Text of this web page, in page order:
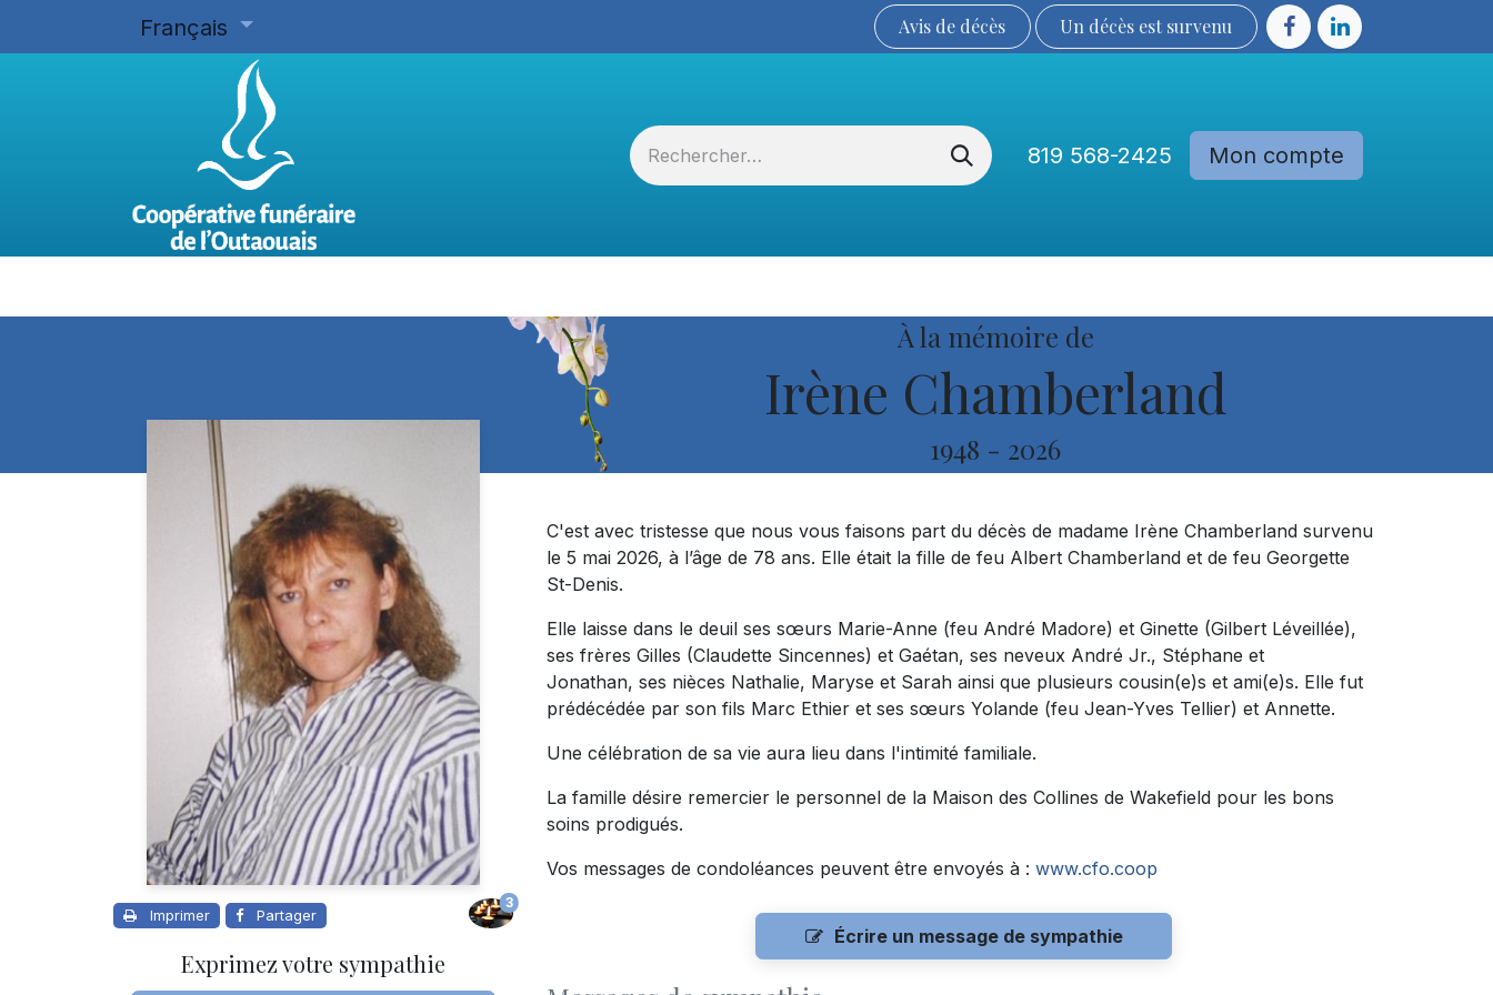
Français Avis de décès Un décès est sur​​​​​​​​ve​nu​​​​​​​​​​
819 568-2425 Mon compte
À la mémoire de
Irène Chamberland
1948 - 2026
Imprimer Partager
3
Exprimez votre sympathie
C'est avec tristesse que nous vous faisons part du décès de madame Irène Chamberland survenu
le 5 mai 2026, à l’âge de 78 ans. Elle était la fille de feu Albert Chamberland et de feu Georgette
St-Denis.
Elle laisse dans le deuil ses sœurs Marie-Anne (feu André Madore) et Ginette (Gilbert Léveillée),
ses frères Gilles (Claudette Sincennes) et Gaétan, ses neveux André Jr., Stéphane et
Jonathan, ses nièces Nathalie, Maryse et Sarah ainsi que plusieurs cousin(e)s et ami(e)s. Elle fut
prédécédée par son fils Marc Ethier et ses sœurs Yolande (feu Jean-Yves Tellier) et Annette.
Une célébration de sa vie aura lieu dans l'intimité familiale.
La famille désire remercier le personnel de la Maison des Collines de Wakefield pour les bons
soins prodigués.
Vos messages de condoléances peuvent être envoyés à : www.cfo.coop
Écrire un message de sympathie